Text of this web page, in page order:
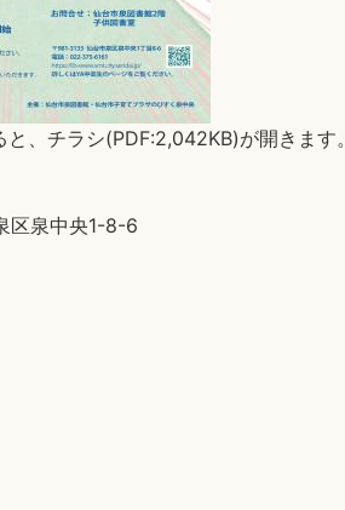
、チラシ(PDF:2,042KB)が開きます。
区泉中央1-8-6